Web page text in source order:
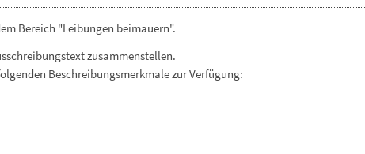
Bereich "Leibungen beimauern".
zusammenstellen.
Beschreibungsmerkmale zur Verfügung: